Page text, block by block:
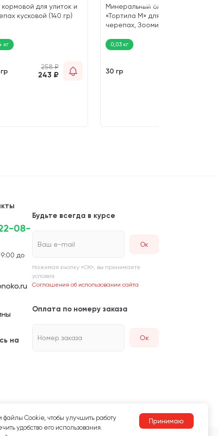
для улиток и
кусковой (140 гр)
кг
258₽
243 ₽
Минеральный блок Ca + D3
«Тортила М» для водяных
черепах, Зоомир (30 гр)
0,03 кг
30 гр
08-
до
на
Будьте всегда в курсе
Ваш e-mail
Нажимая кнопку «ОК», вы принимаете
условия
Соглашения об использовании сайта
Оплата по номеру заказа
Номер заказа Ок
Сookie, чтобы улучшить работу
удобство его использования.
Принимаю